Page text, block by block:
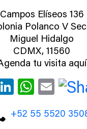
Campos Elíseos 136
Polanco V
Miguel Hidalgo
CDMX, 11560
tu visita aquí
LinkedIn
+52 55 5520